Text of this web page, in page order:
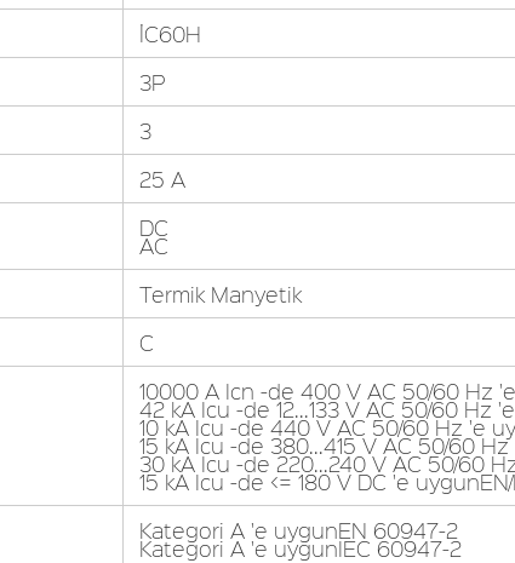
İC60H
3P
3
25 A
DC
AC
Termik Manyetik
C
10000 A Icn -de 400 V AC 50/60 Hz
42 kA Icu -de 12...133 V AC 50/60 Hz
10 kA Icu -de 440 V AC 50/60 Hz 'e
15 kA Icu -de 380...415 V AC 50/60
30 kA Icu -de 220...240 V AC 50/60
15 kA Icu -de <= 180 V DC 'e
Kategori A 'e uygunEN 60947-2
Kategori A 'e uygunIEC 60947-2